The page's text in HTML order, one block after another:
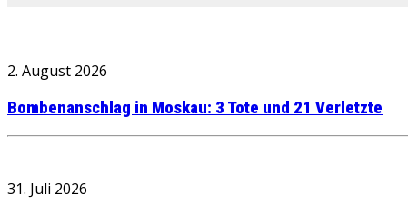
2. August 2026
Bombenanschlag in Moskau: 3 Tote und 21 Verletzte
31. Juli 2026